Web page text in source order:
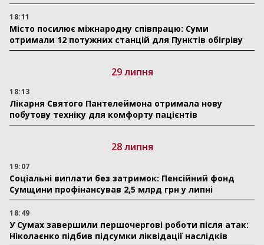
18:11
Місто посилює міжнародну співпрацю: Суми
отримали 12 потужних станцій для Пунктів обігріву
29 липня
18:13
Лікарня Святого Пантелеймона отримала нову
побутову техніку для комфорту пацієнтів
28 липня
19:07
Соціальні виплати без затримок: Пенсійний фонд
Сумщини профінансував 2,5 млрд грн у липні
18:49
У Сумах завершили першочергові роботи після атак:
Ніколаєнко підбив підсумки ліквідації наслідків